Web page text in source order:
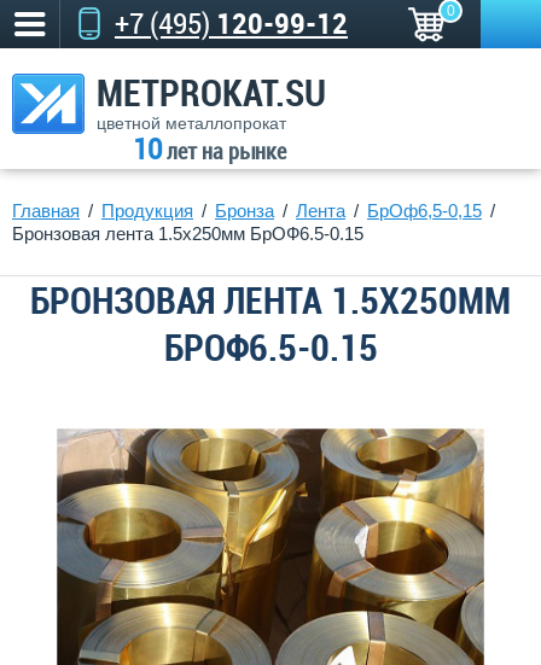
+7 (495) 120-99-12 0
METPROKAT.SU
цветной металлопрокат
10лет на рынке
Главная Продукция Бронза Лента
БрОф6,5-0,15
Бронзовая лента 1.5x250мм БрОФ6.5-0.15
БРОНЗОВАЯ ЛЕНТА 1.5X250ММ
БРОФ6.5-0.15